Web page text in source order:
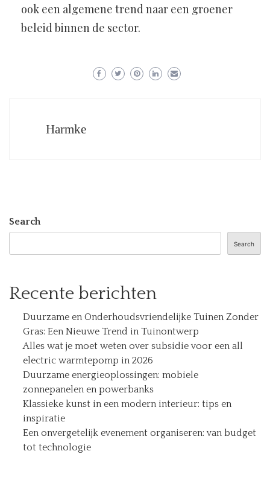
ook een algemene trend naar een groener
beleid binnen de sector.
Harmke
Search
Search
Recente berichten
Duurzame en Onderhoudsvriendelijke Tuinen Zonder
Gras: Een Nieuwe Trend in Tuinontwerp
Alles wat je moet weten over subsidie voor een all
electric warmtepomp in 2026
Duurzame energieoplossingen: mobiele
zonnepanelen en powerbanks
Klassieke kunst in een modern interieur: tips en
inspiratie
Een onvergetelijk evenement organiseren: van budget
tot technologie